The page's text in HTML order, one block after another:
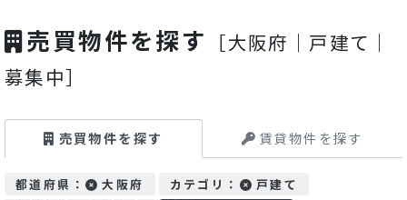
売買物件を探す ［大阪府｜戸建て｜
募集中］
売買物件を探す 賃貸物件を探す
都道府県： 大阪府 カテゴリ：
戸建て